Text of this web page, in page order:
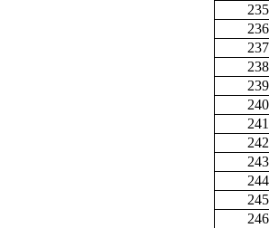
235
236
237
238
239
240
241
242
243
244
245
246